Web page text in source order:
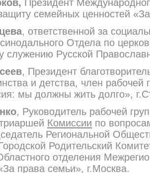
, Президент
семейных ценностей
, ответственной за
Отдела по
служению Русской
, Президент
и детства, член рабочей
мы должны жить долго»,
, Руководитель рабочей
Комиссии по
Региональной
Родительский
отделения
права семьи», г.Москва.